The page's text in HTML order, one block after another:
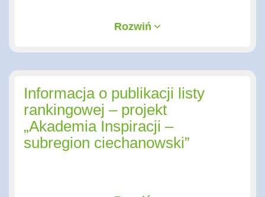
Rozwiń
Informacja o publikacji listy
rankingowej – projekt
„Akademia Inspiracji –
subregion ciechanowski”